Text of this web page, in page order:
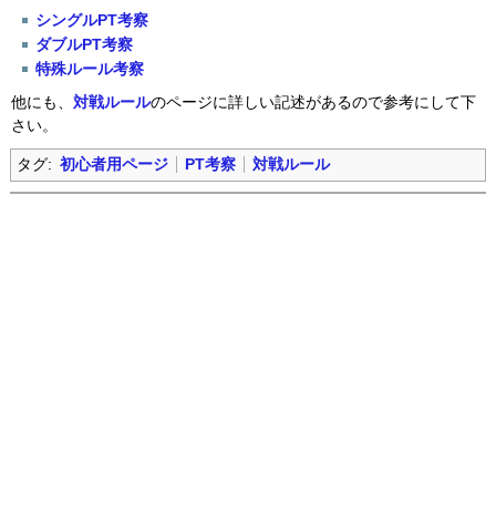
シングルPT考察
ダブルPT考察
特殊ルール考察
他にも、対戦ルールのページに詳しい記述があるので参考にして下
さい。
タグ: 初心者用ページ PT考察 対戦ルール